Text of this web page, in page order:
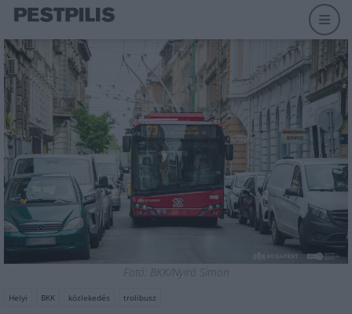
Fotó: BKK/Nyirő Simon
Helyi BKK közlekedés trolibusz